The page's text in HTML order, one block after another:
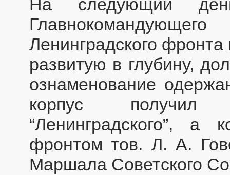
На следующий
Ленинградского
развитую в глубину,
ознаменование
корпус получил
“Ленинградского”, а
фронтом тов. Л. А.
Маршала Советского